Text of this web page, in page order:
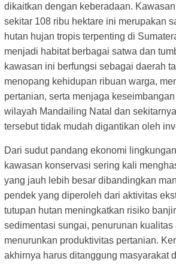
dikaitkan dengan keberadaan.
sekitar 108 ribu hektare ini merupakan
hutan hujan tropis terpenting di
menjadi habitat berbagai satwa dan
kawasan ini berfungsi sebagai daerah
menopang kehidupan ribuan warga,
pertanian, serta menjaga
wilayah Mandailing Natal dan
tersebut tidak mudah digantikan oleh
Dari sudut pandang ekonomi
kawasan konservasi sering kali
yang jauh lebih besar dibandingkan
pendek yang diperoleh dari aktivitas
tutupan hutan meningkatkan risiko
sedimentasi sungai, penurunan kualitas
menurunkan produktivitas pertanian.
akhirnya harus ditanggung masyarakat